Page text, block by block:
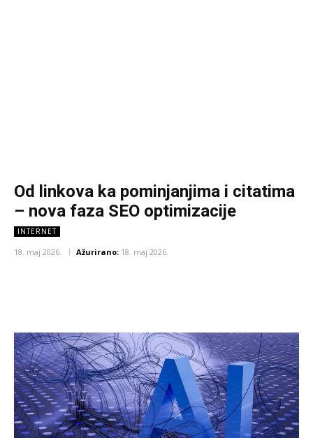
Od linkova ka pominjanjima i citatima
– nova faza SEO optimizacije
INTERNET
18. maj 2026. Ažurirano: 18. maj 2026.